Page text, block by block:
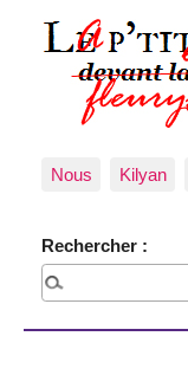
Nous Kilyan
Rechercher :